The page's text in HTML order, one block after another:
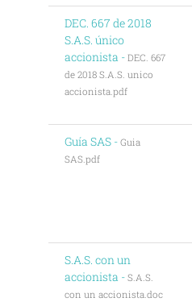
DEC. 667 de 2018
S.A.S. único
accionista - DEC. 667
de 2018 S.A.S. unico
accionista.pdf
Guía SAS - Guia
SAS.pdf
S.A.S. con un
accionista - S.A.S.
con un accionista.doc